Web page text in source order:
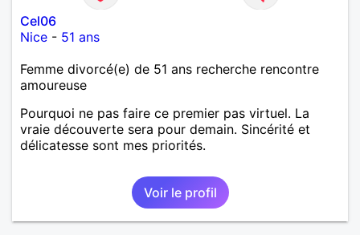
Cel06
Nice - 51 ans
Femme divorcé(e) de 51 ans recherche rencontre
amoureuse
Pourquoi ne pas faire ce premier pas virtuel. La
vraie découverte sera pour demain. Sincérité et
délicatesse sont mes priorités.
Voir le profil